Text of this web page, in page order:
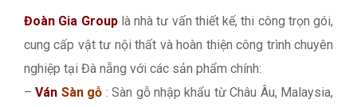
Đoàn Gia Grouplà nhà tư vấn thiết kế, thi công trọn gói,
cung cấp vật tư nội thất và hoàn thiện công trình chuyên
nghiệp tại Đà nẵng với các sản phẩm chính:
–Ván Sàn gỗ : Sàn gỗ nhập khẩu từ Châu Âu, Malaysia,